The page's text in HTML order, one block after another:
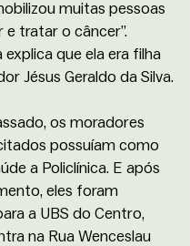
muitas pessoas
e tratar o câncer”.
explica que ela era filha
Jésus Geraldo da Silva.
os moradores
possuíam como
a Policlínica. E após
eles foram
a UBS do Centro,
na Rua Wenceslau